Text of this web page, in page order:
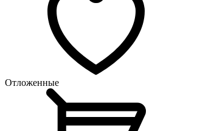
Отложенные